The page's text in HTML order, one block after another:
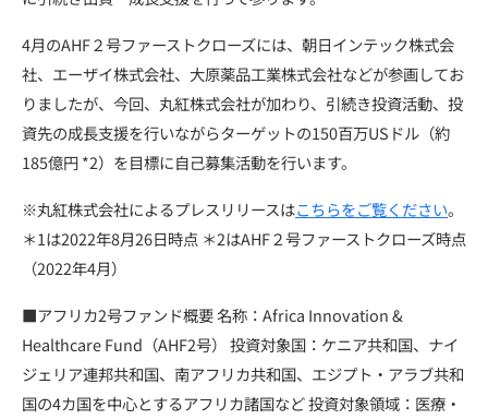
4月のAHF２号ファーストクローズには、朝日インテック株式会
社、エーザイ株式会社、大原薬品工業株式会社などが参画してお
りましたが、今回、丸紅株式会社が加わり、引続き投資活動、投
資先の成長支援を行いながらターゲットの150百万US ドル（約
185億円*2）を目標に自己募集活動を行います。
※丸紅株式会社によるプレスリリースはこちらをご覧ください。
＊1は2022年8月26日時点 ＊2はAHF２号ファーストクローズ時点
（2022年4月）
■アフリカ2号ファンド概要 名称：Africa Innovation &
Healthcare Fund（AHF2号） 投資対象国：ケニア共和国、ナイ
ジェリア連邦共和国、南アフリカ共和国、エジプト・アラブ共和
国の4カ国を中心とするアフリカ諸国など 投資対象領域：医療・